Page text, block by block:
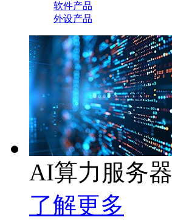
软件产品
外设产品
AI算力服务器
了解更多